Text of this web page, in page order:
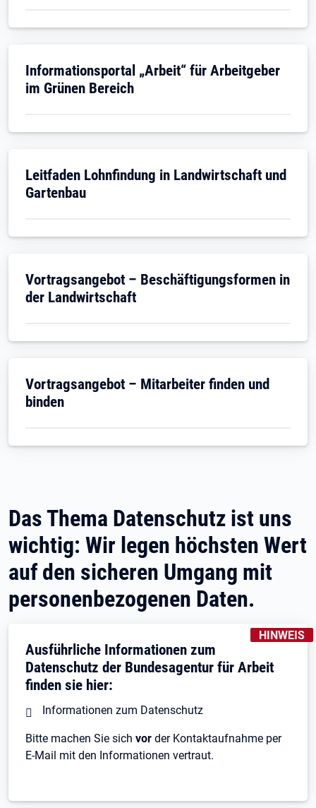
Öffnet in neuem Tab
Informationsportal „Arbeit“ für Arbeitgeber
im Grünen Bereich
Öffnet in neuem Tab
Leitfaden Lohnfindung in Landwirtschaft und
Gartenbau
Öffnet in neuem Tab
Vortragsangebot – Beschäftigungsformen in
der Landwirtschaft
Öffnet in neuem Tab
Vortragsangebot – Mitarbeiter finden und
binden
Das Thema Datenschutz ist uns
wichtig: Wir legen höchsten Wert
auf den sicheren Umgang mit
personenbezogenen Daten.
HINWEIS
Ausführliche Informationen zum
Datenschutz der Bundesagentur für Arbeit
finden sie hier:
Informationen zum Datenschutz
Bitte machen Sie sich vor der Kontaktaufnahme per
E-Mail mit den Informationen vertraut.